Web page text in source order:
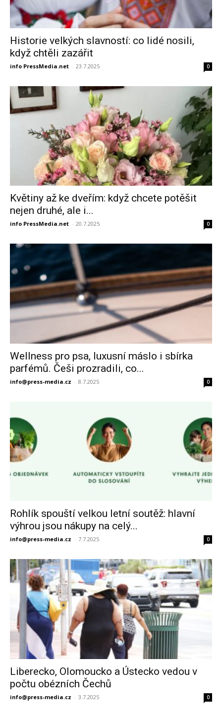
Historie velkých slavností: co lidé nosili,
když chtěli zazářit
info PressMedia.net - 23.7.2025 0
Květiny až ke dveřím: když chcete potěšit
nejen druhé, ale i...
info PressMedia.net - 20.7.2025 0
Wellness pro psa, luxusní máslo i sbírka
parfémů. Češi prozradili, co...
info@press-media.cz - 8.7.2025 0
Rohlík spouští velkou letní soutěž: hlavní
výhrou jsou nákupy na celý...
info@press-media.cz - 7.7.2025 0
Liberecko, Olomoucko a Ústecko vedou v
počtu obézních Čechů
info@press-media.cz - 3.7.2025 0